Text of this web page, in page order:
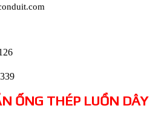
ỐNG THÉP LUỒN DÂY